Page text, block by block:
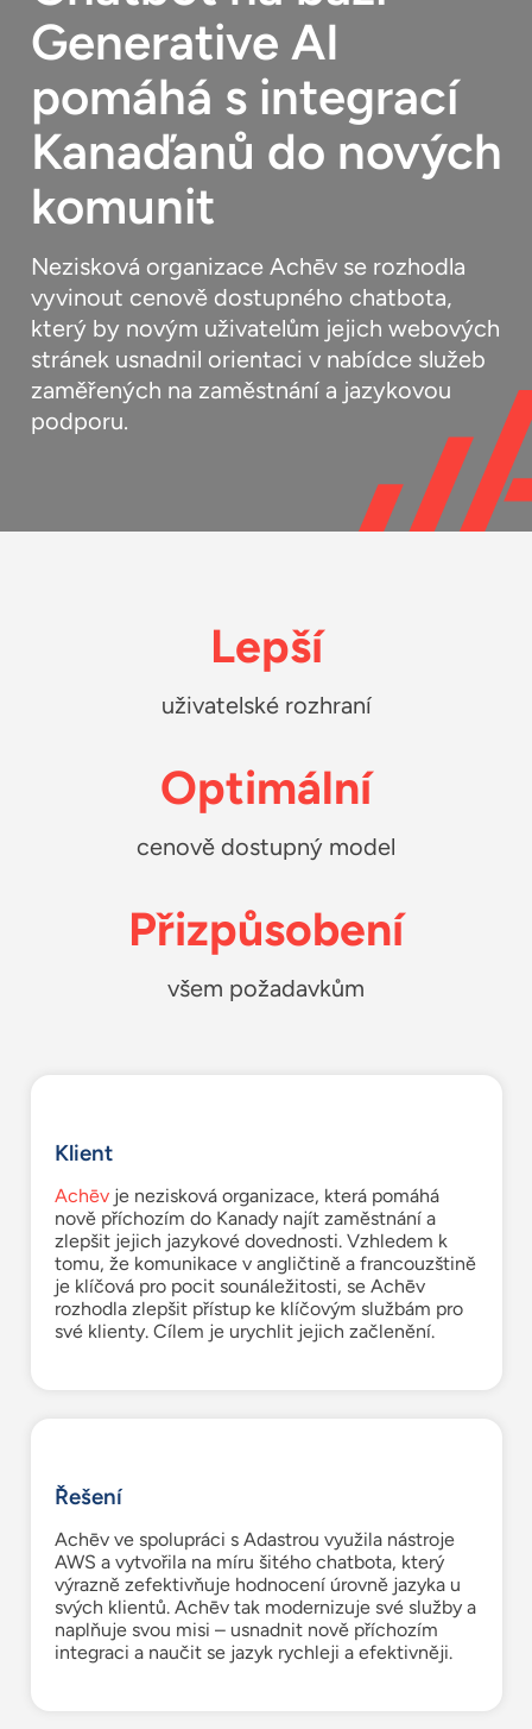
Čeština
Generative AI
pomáhá s integrací
Kanaďanů do nových
komunit
Nezisková organizace Achēv se rozhodla
vyvinout cenově dostupného chatbota,
který by novým uživatelům jejich webových
stránek usnadnil orientaci v nabídce služeb
zaměřených na zaměstnání a jazykovou
podporu.
Lepší
uživatelské rozhraní
Optimální
cenově dostupný model
Přizpůsobení
všem požadavkům
Klient
Achēvje nezisková organizace, která pomáhá
nově příchozím do Kanady najít zaměstnání a
zlepšit jejich jazykové dovednosti. Vzhledem k
tomu, že komunikace v angličtině a francouzštině
je klíčová pro pocit sounáležitosti, se Achēv
rozhodla zlepšit přístup ke klíčovým službám pro
své klienty. Cílem je urychlit jejich začlenění.
Řešení
Achēv ve spolupráci s Adastrou využila nástroje
AWS a vytvořila na míru šitého chatbota, který
výrazně zefektivňuje hodnocení úrovně jazyka u
svých klientů. Achēv tak modernizuje své služby a
naplňuje svou misi – usnadnit nově příchozím
integraci a naučit se jazyk rychleji a efektivněji.